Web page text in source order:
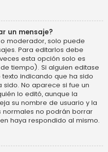
un mensaje?
moderador, solo puede
Para editarlos debe
esta opción solo es
tiempo). Si alguien editase
indicando que ha sido
No aparece si fue un
lo editó, aunque la
su nombre de usuario y la
normales no podrán borrar
haya respondido al mismo.